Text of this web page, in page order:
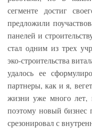
сегменте достиг
предложили
панелей и
стал одним из трех
эко-строительства
удалось ее
партнеры, как и я,
жизни уже много лет,
поэтому новый бизнес
срезонировал с